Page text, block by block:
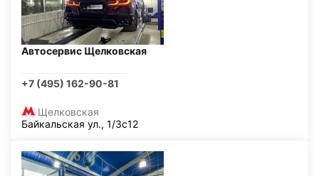
Автосервис Щелковская
+7 (495) 162-90-81
Щелковская
Байкальская ул., 1/3с12